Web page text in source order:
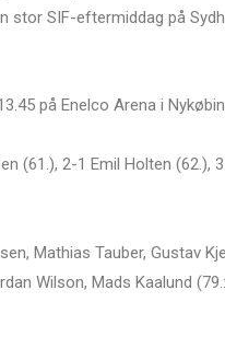
stor SIF-eftermiddag på
på Enelco Arena i
(61.), 2-1 Emil Holten (62.),
Mathias Tauber, Gustav
Wilson, Mads Kaalund